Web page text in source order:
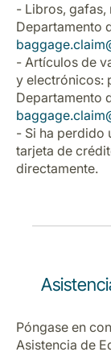
- Libros, gafas,
Departamento
- Artículos de
y electrónicos:
Departamento
- Si ha perdido
tarjeta de
directamente.
Póngase en
Asistencia de